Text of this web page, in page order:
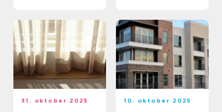
31. oktober 2025 10. oktober 2025